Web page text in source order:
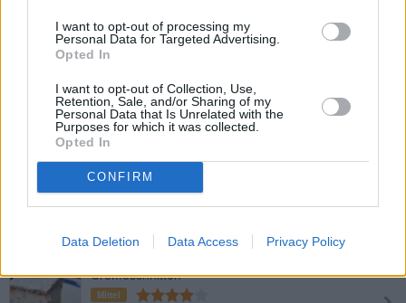
I want to opt-out of processing my
Personal Data for Targeted Advertising.
Opted In
I want to opt-out of Collection, Use,
Retention, Sale, and/or Sharing of my
Personal Data that Is Unrelated with the
Purposes for which it was collected.
Opted In
CONFIRM
Data Deletion Data Access Privacy Policy
Sacherschnitten
Leicht
Kakao-Schnitten mit Cremefüllung
Mittel
Nutella-Schnitten
Cremeschnitten
Mittel